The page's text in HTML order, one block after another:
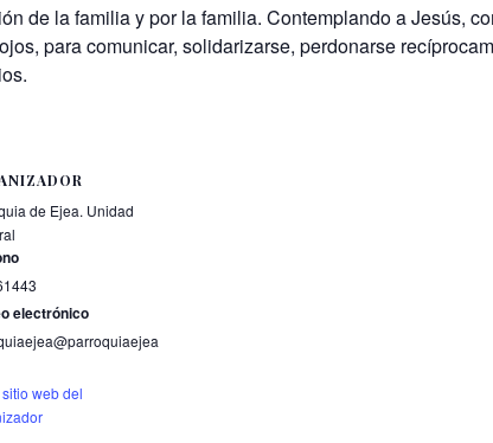
de la familia y por la familia. Contemplando a Jesús,
para comunicar, solidarizarse, perdonarse
de Ejea. Unidad
electrónico
web del